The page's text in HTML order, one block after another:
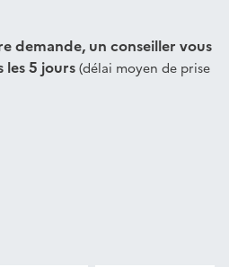
demande, un conseiller vous
les 5 jours(délai moyen de prise